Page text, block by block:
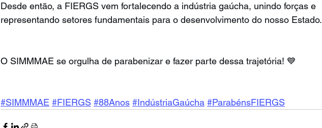
Desde então, a FIERGS vem fortalecendo a indústria gaúcha, unindo forças e
representando setores fundamentais para o desenvolvimento do nosso Estado.
O SIMMMAE se orgulha de parabenizar e fazer parte dessa trajetória! 💙
#SIMMMAE #FIERGS #88Anos #IndústriaGaúcha #ParabénsFIERGS